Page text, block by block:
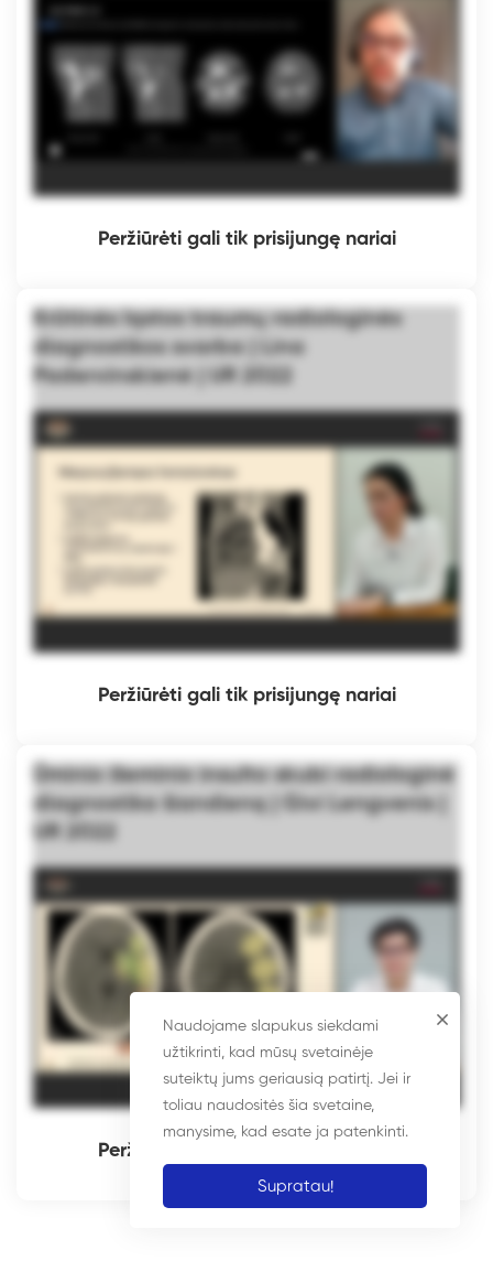
Peržiūrėti gali tik prisijungę nariai
Krūtinės ląstos traumų radiologinės
diagnostikos svarba | Lina
Padervinskienė | UR 2022
Peržiūrėti gali tik prisijungę nariai
Ūminio išeminio insulto skubi radiologinė
diagnostika šiandieną | Givi Lengvenis |
UR 2022
Peržiūrėti gali tik prisijungę nariai
Naudojame slapukus siekdami
užtikrinti, kad mūsų svetainėje
suteiktų jums geriausią patirtį. Jei ir
toliau naudositės šia svetaine,
manysime, kad esate ja patenkinti.
Supratau!